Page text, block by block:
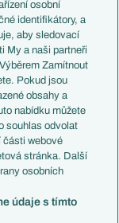
osobní
identifikátory, a
aby sledovací
My a naši partneři
Zamítnout
Pokud jsou
obsahy a
nabídku můžete
souhlas odvolat
části webové
stránka. Další
osobních
údaje s tímto